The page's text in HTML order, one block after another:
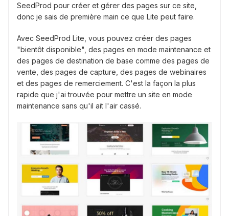
SeedProd pour créer et gérer des pages sur ce site,
donc je sais de première main ce que Lite peut faire.
Avec SeedProd Lite, vous pouvez créer des pages
"bientôt disponible", des pages en mode maintenance et
des pages de destination de base comme des pages de
vente, des pages de capture, des pages de webinaires
et des pages de remerciement. C'est la façon la plus
rapide que j'ai trouvée pour mettre un site en mode
maintenance sans qu'il ait l'air cassé.